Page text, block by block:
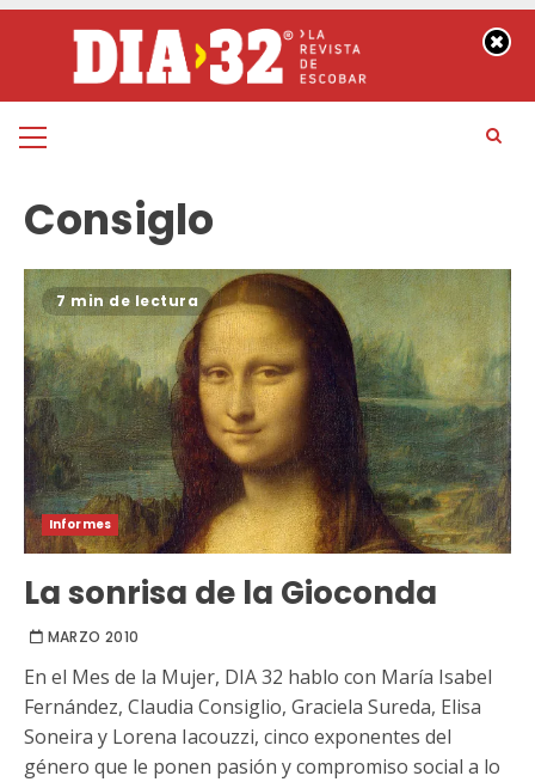
contenido
Menú
Consiglo
7 min de lectura
Informes
La sonrisa de la Gioconda
MARZO 2010
En el Mes de la Mujer, DIA 32 hablo con María Isabel
Fernández, Claudia Consiglio, Graciela Sureda, Elisa
Soneira y Lorena Iacouzzi, cinco exponentes del
género que le ponen pasión y compromiso social a lo